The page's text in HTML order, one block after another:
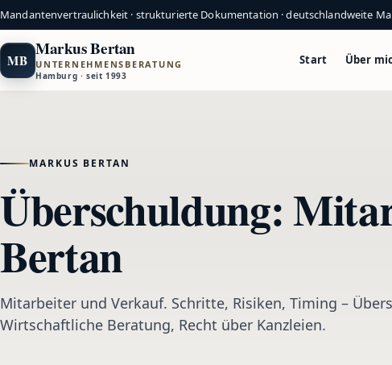
Mandantenvertraulichkeit · strukturierte Dokumentation · deutschlandweite
MB
Markus Bertan
UNTERNEHMENSBERATUNG
Hamburg · seit 1993
Start Über
MARKUS BERTAN
Überschuldung:
Bertan
Mitarbeiter und Verkauf. Schritte, Risiken, Timing –
Wirtschaftliche Beratung, Recht über Kanzleien.